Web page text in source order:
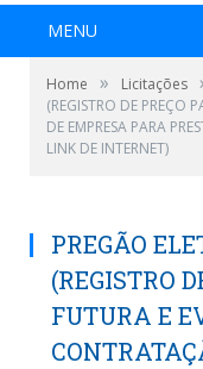
MENU
Home » Licitações
(REGISTRO DE PREÇO
DE EMPRESA PARA
LINK DE INTERNET)
PREGÃO
(REGISTRO
FUTURA E